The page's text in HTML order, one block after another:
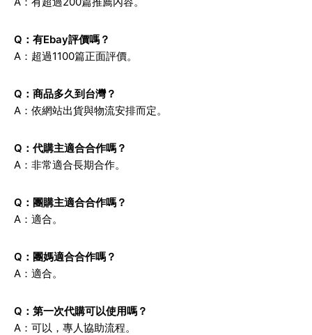
Q：有Ebay評價嗎？
A：超過1100篇正面評價。
Q：商品多久到台灣？
A：依網站出貨與物流安排而定。
Q：代購主適合合作嗎？
A：非常適合長期合作。
Q：團購主適合合作嗎？
A：適合。
Q：團媽適合合作嗎？
A：適合。
Q：第一次代購可以使用嗎？
A：可以，專人協助流程。